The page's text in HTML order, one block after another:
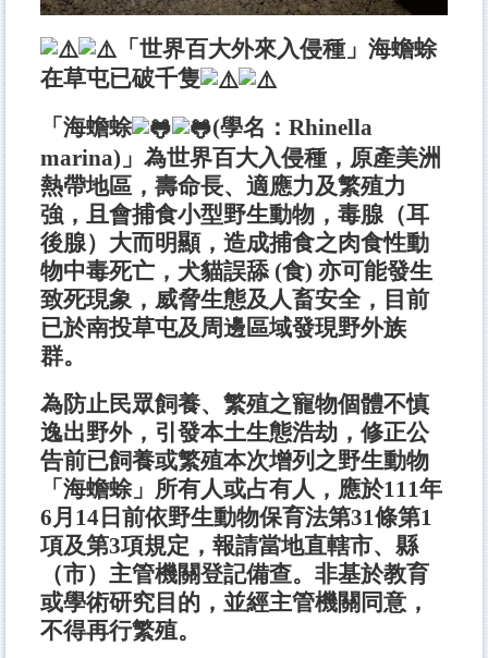
「世界百大外來入侵種」海蟾蜍
在草屯已破千隻
「海蟾蜍
(學名：Rhinella
marina)」為世界百大入侵種，原產美洲
熱帶地區，壽命長、適應力及繁殖力
強，且會捕食小型野生動物，毒腺（耳
後腺）大而明顯，造成捕食之肉食性動
物中毒死亡，犬貓誤舔 (食) 亦可能發生
致死現象，威脅生態及人畜安全，目前
已於南投草屯及周邊區域發現野外族
群。
為防止民眾飼養、繁殖之寵物個體不慎
逸出野外，引發本土生態浩劫，修正公
告前已飼養或繁殖本次增列之野生動物
「海蟾蜍」所有人或占有人，應於111年
6月14日前依野生動物保育法第31條第1
項及第3項規定，報請當地直轄市、縣
（市）主管機關登記備查。非基於教育
或學術研究目的，並經主管機關同意，
不得再行繁殖。